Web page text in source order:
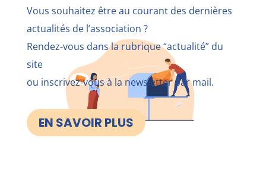
Vous souhaitez être au courant des dernières
actualités de l’association ?
Rendez-vous dans la rubrique “actualité” du
site
ou inscrivez-vous à la newsletter par mail.
EN SAVOIR PLUS